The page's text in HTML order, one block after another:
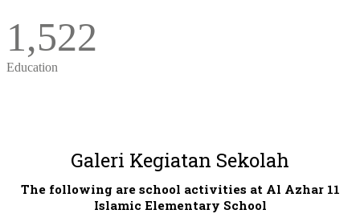
1,522
Education
Galeri Kegiatan Sekolah
The following are school activities at Al Azhar 11
Islamic Elementary School